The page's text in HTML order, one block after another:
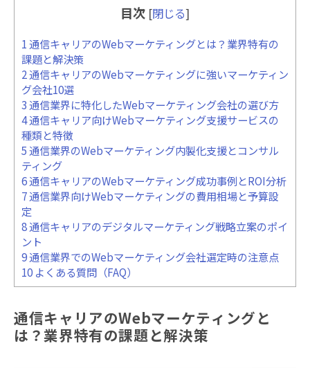
目次 [閉じる]
1通信キャリアのWebマーケティングとは？業界特有の
課題と解決策
2通信キャリアのWebマーケティングに強いマーケティン
グ会社10選
3通信業界に特化したWebマーケティング会社の選び方
4通信キャリア向けWebマーケティング支援サービスの
種類と特徴
5通信業界のWebマーケティング内製化支援とコンサル
ティング
6通信キャリアのWebマーケティング成功事例とROI分析
7通信業界向けWebマーケティングの費用相場と予算設
定
8通信キャリアのデジタルマーケティング戦略立案のポイ
ント
9通信業界でのWebマーケティング会社選定時の注意点
10 よくある質問（FAQ）
通信キャリアのWebマーケティングと
は？業界特有の課題と解決策